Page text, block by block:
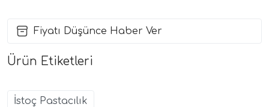
Fiyatı Düşünce Haber Ver
Ürün Etiketleri
İstoç Pastacılık